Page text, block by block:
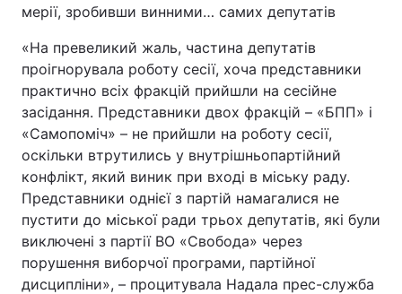
мерії, зробивши винними… самих депутатів
«На превеликий жаль, частина депутатів
проігнорувала роботу сесії, хоча представники
практично всіх фракцій прийшли на сесійне
засідання. Представники двох фракцій – «БПП» і
«Самопоміч» – не прийшли на роботу сесії,
оскільки втрутились у внутрішньопартійний
конфлікт, який виник при вході в міську раду.
Представники однієї з партій намагалися не
пустити до міської ради трьох депутатів, які були
виключені з партії ВО «Свобода» через
порушення виборчої програми, партійної
дисципліни», – процитувала Надала прес-служба